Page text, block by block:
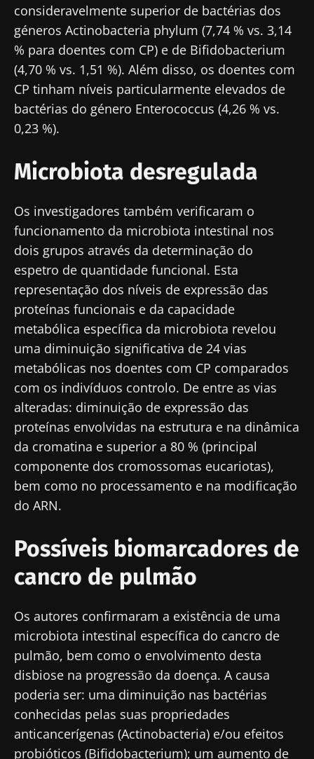
consideravelmente superior de bactérias dos
géneros Actinobacteria phylum (7,74 % vs. 3,14
% para doentes com CP) e de Bifidobacterium
(4,70 % vs. 1,51 %). Além disso, os doentes com
CP tinham níveis particularmente elevados de
bactérias do género Enterococcus (4,26 % vs.
0,23 %).
Microbiota desregulada
Os investigadores também verificaram o
funcionamento da microbiota intestinal nos
dois grupos através da determinação do
espetro de quantidade funcional. Esta
representação dos níveis de expressão das
proteínas funcionais e da capacidade
metabólica específica da microbiota revelou
uma diminuição significativa de 24 vias
metabólicas nos doentes com CP comparados
com os indivíduos controlo. De entre as vias
alteradas: diminuição de expressão das
proteínas envolvidas na estrutura e na dinâmica
da cromatina e superior a 80 % (principal
componente dos cromossomas eucariotas),
bem como no processamento e na modificação
do ARN.
Possíveis biomarcadores de
cancro de pulmão
Os autores confirmaram a existência de uma
microbiota intestinal específica do cancro de
pulmão, bem como o envolvimento desta
disbiose na progressão da doença. A causa
poderia ser: uma diminuição nas bactérias
conhecidas pelas suas propriedades
anticancerígenas (Actinobacteria) e/ou efeitos
probióticos (Bifidobacterium); um aumento de
Fique connosco!
Junte-se à comunidade de profissionais de
saúde e investigadores da Microbiota e
receba o "Microbiota Digest" e o "HCP